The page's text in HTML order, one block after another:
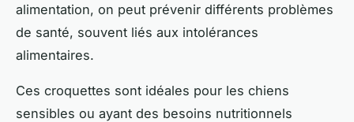
alimentation, on peut prévenir différents problèmes
de santé, souvent liés aux intolérances
alimentaires.
Ces croquettes sont idéales pour les chiens
sensibles ou ayant des besoins nutritionnels